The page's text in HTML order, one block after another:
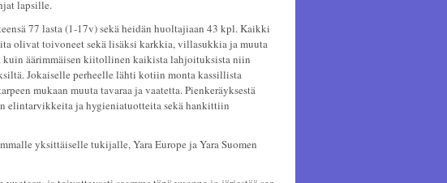
lapsille.
77 lasta (1-17v) sekä heidän huoltajiaan 43 kpl. Kaikki
olivat toivoneet sekä lisäksi karkkia, villasukkia ja muuta
kuin äärimmäisen kiitollinen kaikista lahjoituksista niin
Jokaiselle perheelle lähti kotiin monta kassillista
mukaan muuta tavaraa ja vaatetta. Pienkeräyksestä
elintarvikkeita ja hygieniatuotteita sekä hankittiin
yksittäiselle tukijalle, Yara Europe ja Yara Suomen